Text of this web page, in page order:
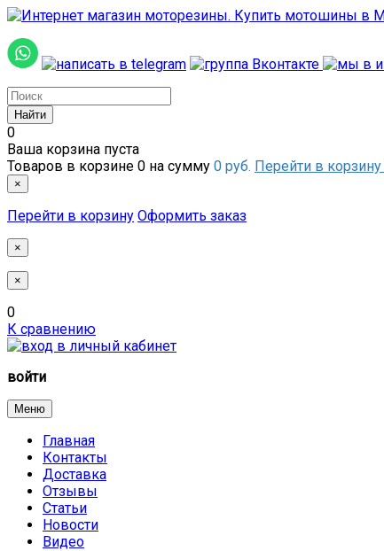
0
Ваша корзина пуста
Товаров в корзине 0 на сумму 0 руб. Перейти в корзину
×
Перейти в корзину Оформить заказ
×
×
0
К сравнению
войти
Меню
Главная
Контакты
Доставка
Отзывы
Статьи
Новости
Видео